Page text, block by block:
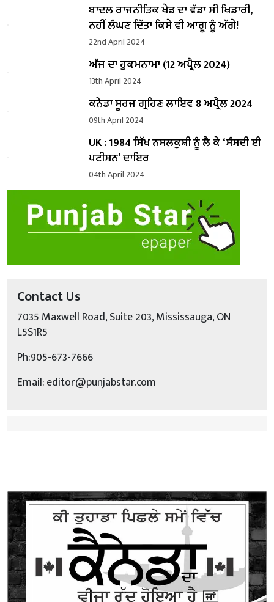
ਬਾਦਲ ਰਾਜਨੀਤਿਕ ਖੇਡ ਦਾ ਵੱਡਾ ਸੀ ਖਿਡਾਰੀ,
ਨਹੀਂ ਲੰਘਣ ਦਿੱਤਾ ਕਿਸੇ ਵੀ ਆਗੂ ਨੂੰ ਅੱਗੇ!
22nd April 2024
ਅੱਜ ਦਾ ਹੁਕਮਨਾਮਾ (12 ਅਪ੍ਰੈਲ 2024)
13th April 2024
ਕਨੇਡਾ ਸੂਰਜ ਗ੍ਰਹਿਣ ਲਾਇਵ 8 ਅਪ੍ਰੈਲ 2024
09th April 2024
UK : 1984 ਸਿੱਖ ਨਸਲਕੁਸ਼ੀ ਨੂੰ ਲੈ ਕੇ ‘ਸੰਸਦੀ ਈ
ਪਟੀਸ਼ਨ’ ਦਾਇਰ
04th April 2024
Contact Us
7035 Maxwell Road, Suite 203, Mississauga, ON
L5S1R5
Ph:905-673-7666
Email: editor@punjabstar.com